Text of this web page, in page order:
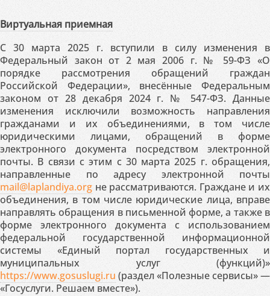
Виртуальная приемная
С 30 марта 2025 г. вступили в силу изменения в
Федеральный закон от 2 мая 2006 г. № 59-ФЗ «О
порядке рассмотрения обращений граждан
Российской Федерации», внесённые Федеральным
законом от 28 декабря 2024 г. № 547-ФЗ. Данные
изменения исключили возможность направления
гражданами и их объединениями, в том числе
юридическими лицами, обращений в форме
электронного документа посредством электронной
почты. В связи с этим с 30 марта 2025 г. обращения,
направленные по адресу электронной почты
mail@laplandiya.org не рассматриваются. Граждане и их
объединения, в том числе юридические лица, вправе
направлять обращения в письменной форме, а также в
форме электронного документа с использованием
федеральной государственной информационной
системы «Единый портал государственных и
муниципальных услуг (функций)»
https://www.gosuslugi.ru (раздел «Полезные сервисы» —
«Госуслуги. Решаем вместе»).